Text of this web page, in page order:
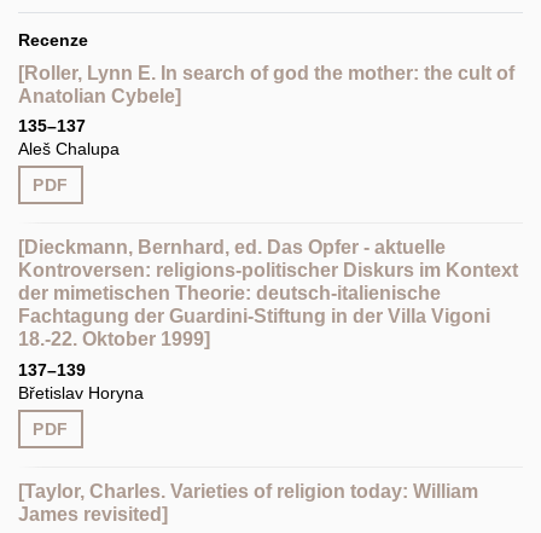
Recenze
[Roller, Lynn E. In search of god the mother: the cult of
Anatolian Cybele]
135–137
Aleš Chalupa
PDF
[Dieckmann, Bernhard, ed. Das Opfer - aktuelle
Kontroversen: religions-politischer Diskurs im Kontext
der mimetischen Theorie: deutsch-italienische
Fachtagung der Guardini-Stiftung in der Villa Vigoni
18.-22. Oktober 1999]
137–139
Břetislav Horyna
PDF
[Taylor, Charles. Varieties of religion today: William
James revisited]